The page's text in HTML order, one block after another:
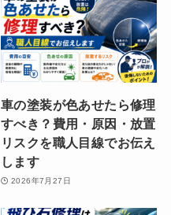
車の塗装が色あせたら修理
すべき？費用・原因・放置
リスクを職人目線でお伝え
します
2026年7月27日